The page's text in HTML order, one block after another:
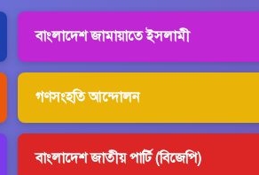
বাংলাদেশ জামায়াতে ইসলামী
গণসংহতি আন্দোলন
বাংলাদেশ জাতীয় পার্টি (বিজেপি)